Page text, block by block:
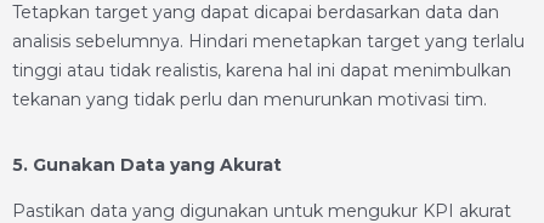
Tetapkan target yang dapat dicapai berdasarkan data dan
analisis sebelumnya. Hindari menetapkan target yang terlalu
tinggi atau tidak realistis, karena hal ini dapat menimbulkan
tekanan yang tidak perlu dan menurunkan motivasi tim.
5. Gunakan Data yang Akurat
Pastikan data yang digunakan untuk mengukur KPI akurat